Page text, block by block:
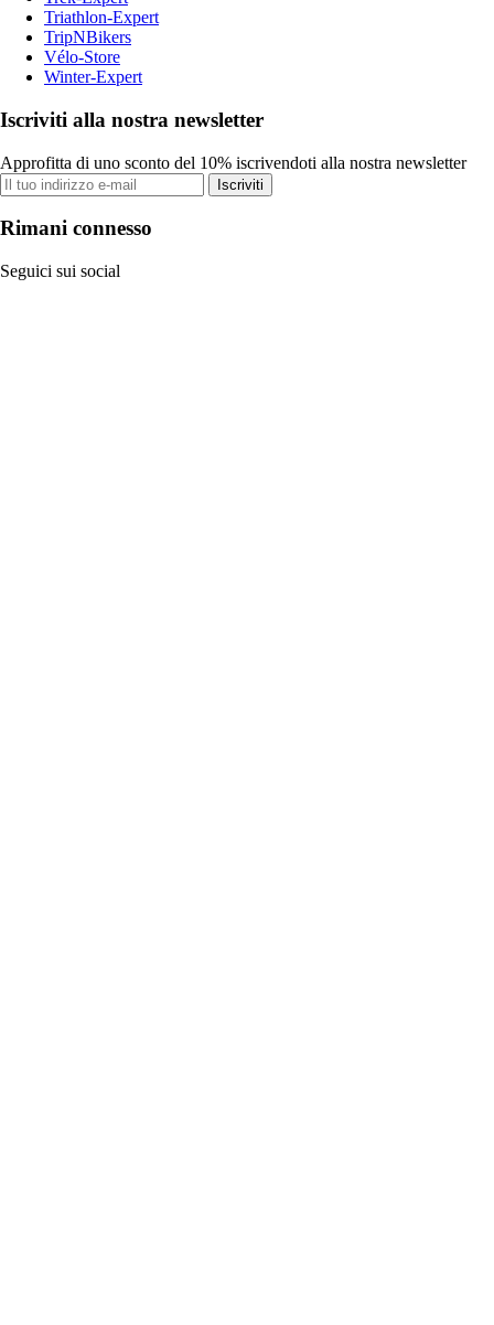
Triathlon-Expert
TripNBikers
Vélo-Store
Winter-Expert
Iscriviti alla nostra newsletter
Approfitta di uno sconto del 10% iscrivendoti alla nostra newsletter
Iscriviti
Rimani connesso
Seguici sui social